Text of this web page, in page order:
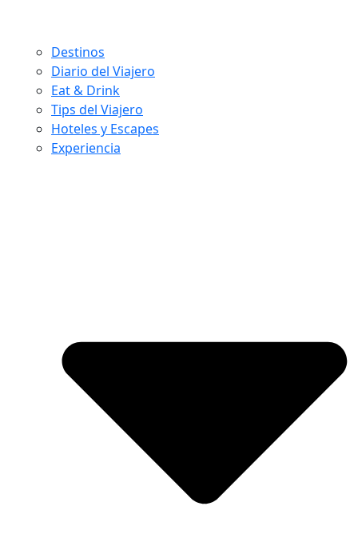
Destinos
Diario del Viajero
Eat & Drink
Tips del Viajero
Hoteles y Escapes
Experiencia